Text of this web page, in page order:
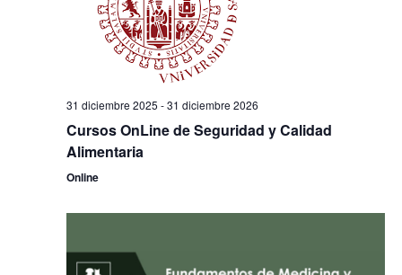
31 diciembre 2025 -31 diciembre 2026
Cursos OnLine de Seguridad y Calidad
Alimentaria
Online